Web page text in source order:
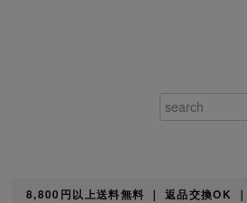
8,800円以上送料無料 ｜ 返品交換OK